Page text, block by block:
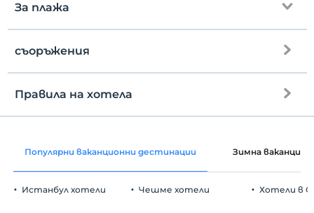
За плажа
до плажа
съоръжения
Общи части и всички стаи
Правила на хотела
настаняване
Разгледайте
Преди 12:00
домашен любимец
Популярни ваканционни дестинации Зимна ваканция
Истанбул хотели Чешме хотели Хотели в